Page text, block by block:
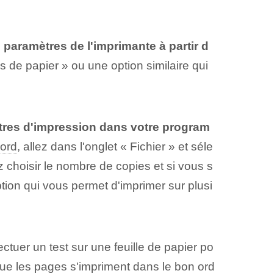
paramètres de l'imprimante à partir d
de papier » ou une option similaire qui
d'impression dans votre program
, allez dans l'onglet « Fichier » et séle
le nombre de copies et si vous s
qui vous permet d'imprimer sur plusi
un test sur une feuille de papier po
les pages s'impriment dans le bon ord